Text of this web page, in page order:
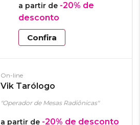
a partir de -20% de
desconto
Confira
On-line
Vik Tarólogo
"Operador de Mesas Radiônicas"
a partir de -20% de desconto